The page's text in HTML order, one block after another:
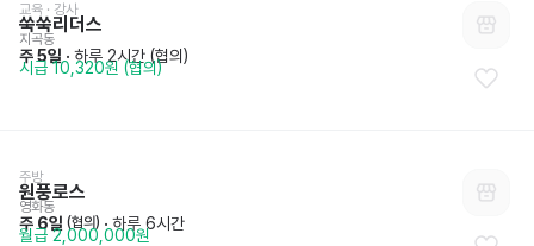
교육 · 강사
쑥쑥리더스
지곡동
주 5일 · 하루 2시간 (협의)
시급 10,320원 (협의)
주방
원풍로스
영화동
주 6일 (협의) · 하루 6시간
월급 2,000,000원